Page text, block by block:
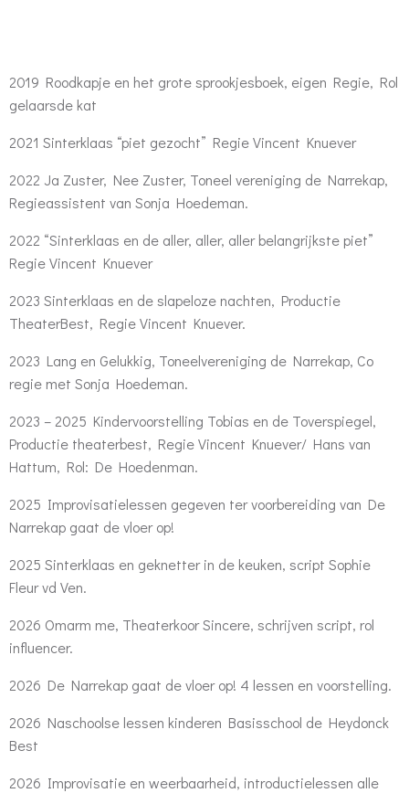
2019 Roodkapje en het grote sprookjesboek, eigen Regie, Rol
gelaarsde kat
2021 Sinterklaas “piet gezocht” Regie Vincent Knuever
2022 Ja Zuster, Nee Zuster, Toneel vereniging de Narrekap,
Regieassistent van Sonja Hoedeman.
2022 “Sinterklaas en de aller, aller, aller belangrijkste piet”
Regie Vincent Knuever
2023 Sinterklaas en de slapeloze nachten, Productie
TheaterBest, Regie Vincent Knuever.
2023 Lang en Gelukkig, Toneelvereniging de Narrekap, Co
regie met Sonja Hoedeman.
2023 – 2025 Kindervoorstelling Tobias en de Toverspiegel,
Productie theaterbest, Regie Vincent Knuever/ Hans van
Hattum, Rol: De Hoedenman.
2025 Improvisatielessen gegeven ter voorbereiding van De
Narrekap gaat de vloer op!
2025 Sinterklaas en geknetter in de keuken, script Sophie
Fleur vd Ven.
2026 Omarm me, Theaterkoor Sincere, schrijven script, rol
influencer.
2026 De Narrekap gaat de vloer op! 4 lessen en voorstelling.
2026 Naschoolse lessen kinderen Basisschool de Heydonck
Best
2026 Improvisatie en weerbaarheid, introductielessen alle